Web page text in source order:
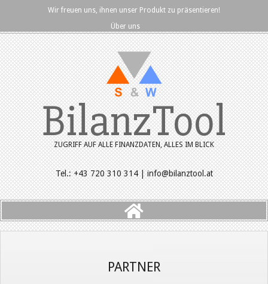
content
Wir freuen uns, ihnen unser Produkt zu präsentieren!
Über uns
BilanzTool
ZUGRIFF AUF ALLE FINANZDATEN, ALLES IM BLICK
Tel.: +43 720 310 314 | info@bilanztool.at
Primary
PARTNER